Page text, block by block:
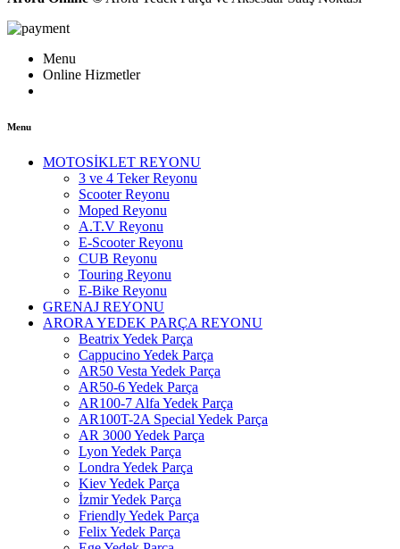
Menu
Online Hizmetler
Menu
MOTOSİKLET REYONU
3 ve 4 Teker Reyonu
Scooter Reyonu
Moped Reyonu
A.T.V Reyonu
E-Scooter Reyonu
CUB Reyonu
Touring Reyonu
E-Bike Reyonu
GRENAJ REYONU
ARORA YEDEK PARÇA REYONU
Beatrix Yedek Parça
Cappucino Yedek Parça
AR50 Vesta Yedek Parça
AR50-6 Yedek Parça
AR100-7 Alfa Yedek Parça
AR100T-2A Special Yedek Parça
AR 3000 Yedek Parça
Lyon Yedek Parça
Londra Yedek Parça
Kiev Yedek Parça
İzmir Yedek Parça
Friendly Yedek Parça
Felix Yedek Parça